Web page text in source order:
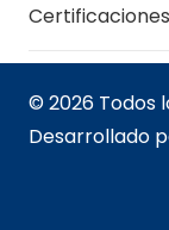
© 2026 Todos
Desarrollado